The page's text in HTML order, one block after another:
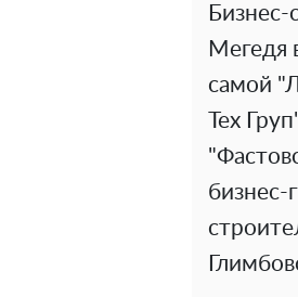
Бизнес-
Мегедя
самой
Тех
бизнес-